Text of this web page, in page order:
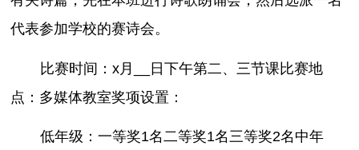
代表参加学校的赛诗会。
比赛时间：x月__日下午第二、三节课比赛地
点：多媒体教室奖项设置：
低年级：一等奖1名二等奖1名三等奖2名中年